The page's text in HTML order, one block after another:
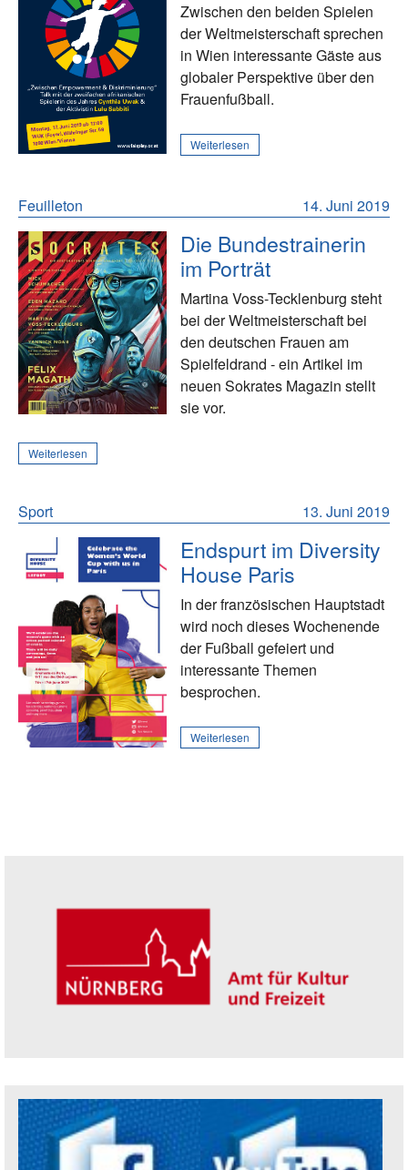
Zwischen den beiden Spielen
der Weltmeisterschaft sprechen
in Wien interessante Gäste aus
globaler Perspektive über den
Frauenfußball.
Weiterlesen
14. Juni 2019
Feuilleton
Die Bundestrainerin
im Porträt
Martina Voss-Tecklenburg steht
bei der Weltmeisterschaft bei
den deutschen Frauen am
Spielfeldrand - ein Artikel im
neuen Sokrates Magazin stellt
sie vor.
Weiterlesen
13. Juni 2019
Sport
Endspurt im Diversity
House Paris
In der französischen Hauptstadt
wird noch dieses Wochenende
der Fußball gefeiert und
interessante Themen
besprochen.
Weiterlesen